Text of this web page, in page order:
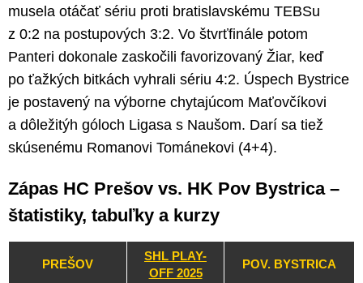
musela otáčať sériu proti bratislavskému TEBSu
z 0:2 na postupových 3:2. Vo štvrťfinále potom
Panteri dokonale zaskočili favorizovaný Žiar, keď
po ťažkých bitkách vyhrali sériu 4:2. Úspech Bystrice
je postavený na výborne chytajúcom Maťovčíkovi
a dôležitýh góloch Ligasa s Naušom. Darí sa tiež
skúsenému Romanovi Tománekovi (4+4).
Zápas HC Prešov vs. HK Pov Bystrica –
štatistiky, tabuľky a kurzy
PREŠOV
SHL PLAY-
OFF 2025
POV. BYSTRICA